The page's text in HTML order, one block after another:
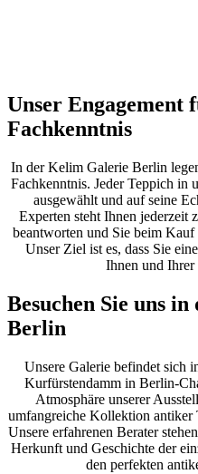
Unser
Fachkenntnis
In der Kelim Galerie Berlin
Fachkenntnis. Jeder Teppich in
ausgewählt und auf seine
Experten steht Ihnen jederzeit
beantworten und Sie beim
Unser Ziel ist es, dass Sie
Ihnen und Ihrer
Besuchen Sie uns
Berlin
Unsere Galerie befindet sich
Kurfürstendamm in Berlin-
Atmosphäre unserer
umfangreiche Kollektion antiker
Unsere erfahrenen Berater
Herkunft und Geschichte der
den perfekten